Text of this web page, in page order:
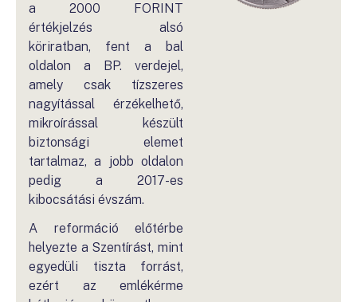
a 2000 FORINT
értékjelzés alsó
köriratban, fent a bal
oldalon a BP. verdejel,
amely csak tízszeres
nagyítással érzékelhető,
mikroírással készült
biztonsági elemet
tartalmaz, a jobb oldalon
pedig a 2017-es
kibocsátási évszám.
A reformáció előtérbe
helyezte a Szentírást, mint
egyedüli tiszta forrást,
ezért az emlékérme